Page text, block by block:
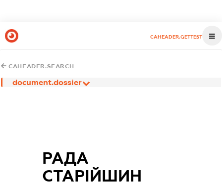
CAHEADER.GETTEST
CAHEADER.SEARCH
document.dossier
РАДА
СТАРІЙШИН